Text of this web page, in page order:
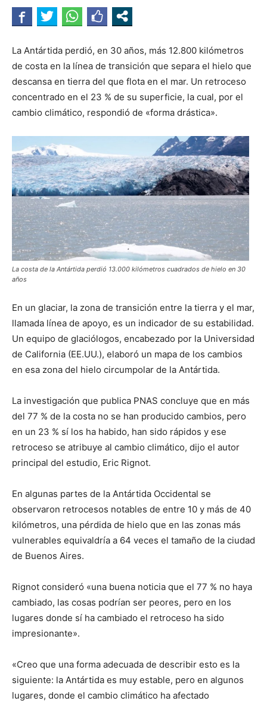
La Antártida perdió, en 30 años, más 12.800 kilómetros
de costa en la línea de transición que separa el hielo que
descansa en tierra del que flota en el mar. Un retroceso
concentrado en el 23 % de su superficie, la cual, por el
cambio climático, respondió de «forma drástica».
La costa de la Antártida perdió 13.000 kilómetros cuadrados de hielo en 30
años
En un glaciar, la zona de transición entre la tierra y el mar,
llamada línea de apoyo, es un indicador de su estabilidad.
Un equipo de glaciólogos, encabezado por la Universidad
de California (EE.UU.), elaboró un mapa de los cambios
en esa zona del hielo circumpolar de la Antártida.
La investigación que publica PNAS concluye que en más
del 77 % de la costa no se han producido cambios, pero
en un 23 % sí los ha habido, han sido rápidos y ese
retroceso se atribuye al cambio climático, dijo el autor
principal del estudio, Eric Rignot.
En algunas partes de la Antártida Occidental se
observaron retrocesos notables de entre 10 y más de 40
kilómetros, una pérdida de hielo que en las zonas más
vulnerables equivaldría a 64 veces el tamaño de la ciudad
de Buenos Aires.
Rignot consideró «una buena noticia que el 77 % no haya
cambiado, las cosas podrían ser peores, pero en los
lugares donde sí ha cambiado el retroceso ha sido
impresionante».
«Creo que una forma adecuada de describir esto es la
siguiente: la Antártida es muy estable, pero en algunos
lugares, donde el cambio climático ha afectado